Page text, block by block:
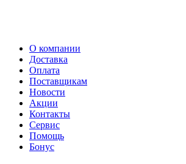
О компании
Доставка
Оплата
Поставщикам
Новости
Акции
Контакты
Сервис
Помощь
Бонус